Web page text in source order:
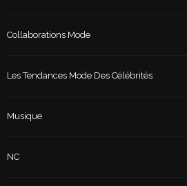
Collaborations Mode
Les Tendances Mode Des Célébrités
Musique
NC